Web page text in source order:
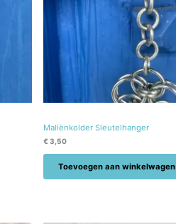
Maliënkolder Sleutelhanger
€ 3,50
Toevoegen aan winkelwagen